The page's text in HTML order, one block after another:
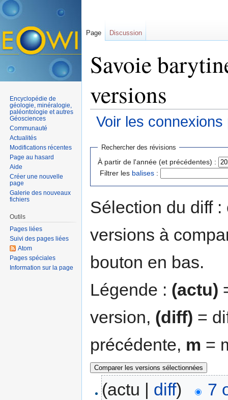
Savoie
versions
Voir les
Rechercher des révisions
À partir de l'année (et précédentes) :
Filtrer les balises :
Sélection du diff
versions à
bouton en bas.
Légende : (actu)
version, (diff) =
précédente, m =
(actu | diff)
7
Page Discussion
Encyclopédie de
géologie, minéralogie,
paléontologie et autres
Géosciences
Communauté
Actualités
Modifications récentes
Page au hasard
Aide
Créer une nouvelle
page
Galerie des nouveaux
fichiers
Outils
Pages liées
Suivi des pages liées
Atom
Pages spéciales
Information sur la page